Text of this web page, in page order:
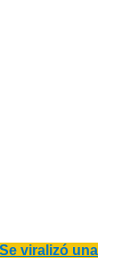
viralizó una